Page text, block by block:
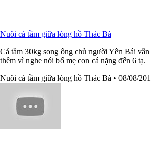
Nuôi cá tầm giữa lòng hồ Thác Bà
Cá tầm 30kg song ông chủ người Yên Bái
thêm vì nghe nói bố mẹ con cá nặng đến 6 tạ.
Nuôi cá tầm giữa lòng hồ Thác Bà • 08/08/